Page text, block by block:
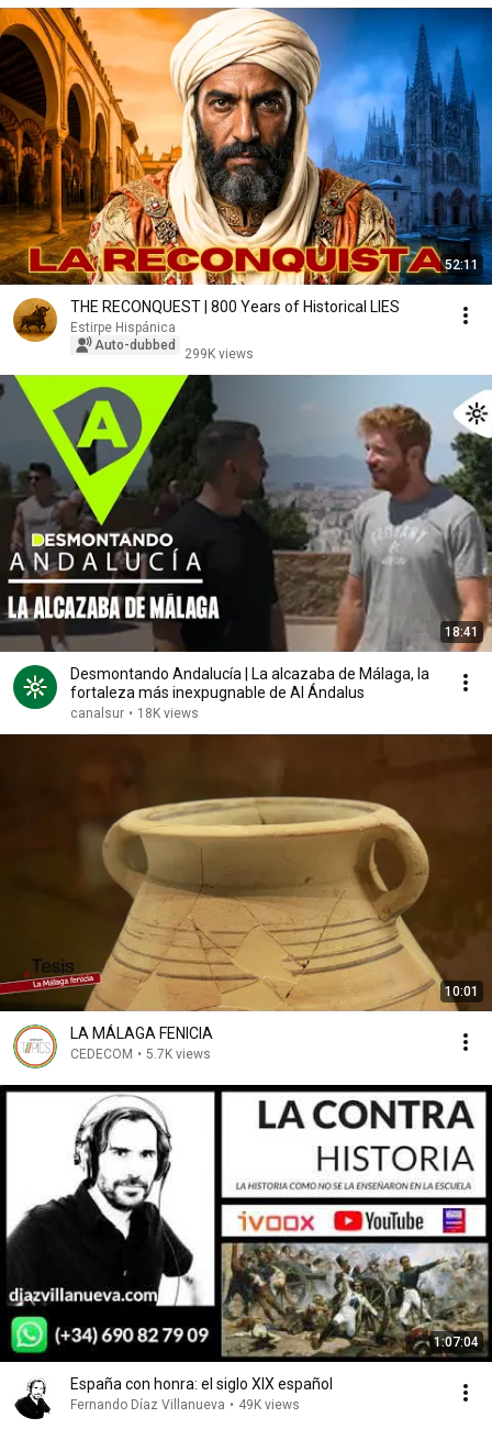
52:11
THE RECONQUEST | 800 Years of Historical LIES
Estirpe Hispánica
Auto-dubbed
299K views
18:41
Desmontando Andalucía | La alcazaba de Málaga, la
fortaleza más inexpugnable de Al Ándalus
canalsur • 18K views
10:01
LA MÁLAGA FENICIA
CEDECOM • 5.7K views
1:07:04
España con honra: el siglo XIX español
Fernando Díaz Villanueva • 49K views